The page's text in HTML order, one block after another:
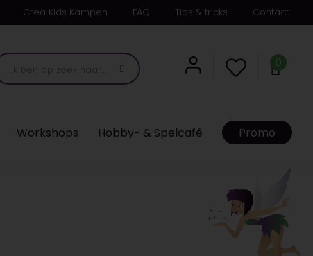
Crea Kids Kampen FAQ Tips & tricks Contact
0
Workshops Hobby- & Spelcafé Promo